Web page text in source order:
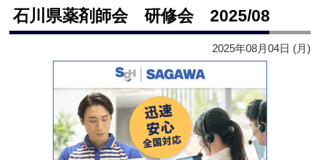
石川県薬剤師会 研修会 2025/08
2025年08月04日 (月)